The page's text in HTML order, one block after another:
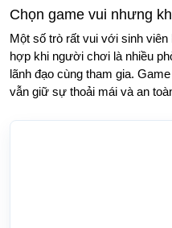
Chọn game vui nhưng
Một số trò rất vui với sinh
hợp khi người chơi là nhiều
lãnh đạo cùng tham gia.
vẫn giữ sự thoải mái và an